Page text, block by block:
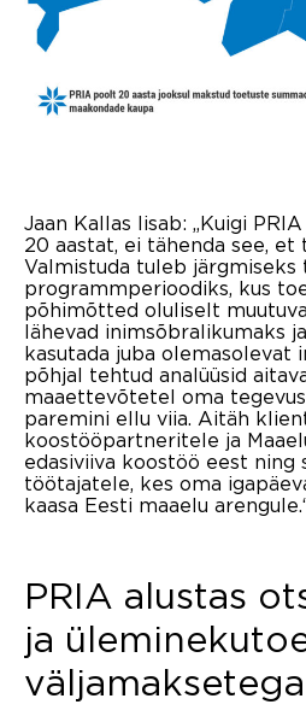
Jaan Kallas lisab: „Kuigi
20 aastat, ei tähenda see,
Valmistuda tuleb järgmiseks
programmperioodiks, kus
põhimõtted oluliselt
lähevad inimsõbralikumaks
kasutada juba olemasolevat
põhjal tehtud analüüsid
maaettevõtetel oma
paremini ellu viia. Aitäh
koostööpartneritele ja
edasiviiva koostöö eest ning
töötajatele, kes oma
kaasa Eesti maaelu
PRIA alustas
ja
väljamaksetega